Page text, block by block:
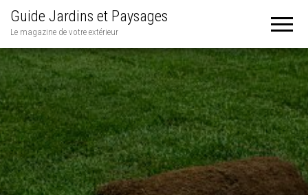
Guide Jardins et Paysages
Le magazine de votre extérieur